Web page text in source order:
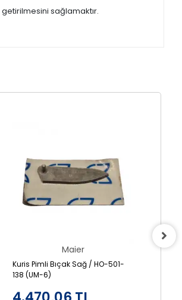
sağlamaktır.
Maier
Kuris Pimli Bıçak Sağ / HO-501-
138 (UM-6)